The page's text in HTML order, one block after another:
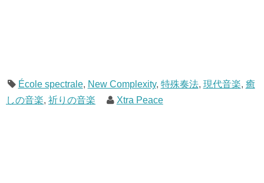
École spectrale, New Complexity, 特殊奏法, 現代音楽, 癒
しの音楽, 祈りの音楽 Xtra Peace